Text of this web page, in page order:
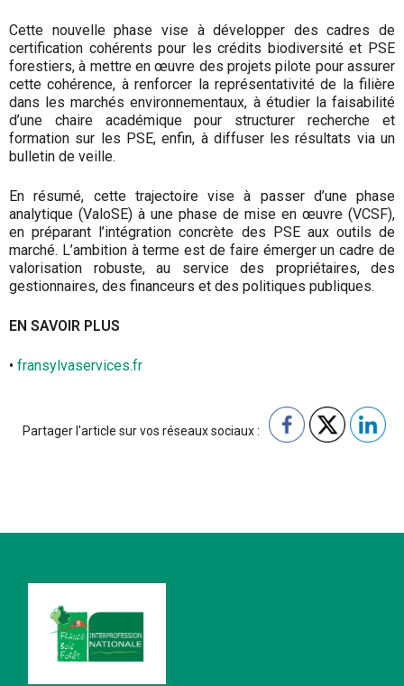
Cette nouvelle phase vise à développer des cadres de
certification cohérents pour les crédits biodiversité et PSE
forestiers, à mettre en œuvre des projets pilote pour assurer
cette cohérence, à renforcer la représentativité de la filière
dans les marchés environnementaux, à étudier la faisabilité
d’une chaire académique pour structurer recherche et
formation sur les PSE, enfin, à diffuser les résultats via un
bulletin de veille.
En résumé, cette trajectoire vise à passer d’une phase
analytique (ValoSE) à une phase de mise en œuvre (VCSF),
en préparant l’intégration concrète des PSE aux outils de
marché. L’ambition à terme est de faire émerger un cadre de
valorisation robuste, au service des propriétaires, des
gestionnaires, des financeurs et des politiques publiques.
EN SAVOIR PLUS
• fransylvaservices.fr
Partager l'article sur vos réseaux sociaux :